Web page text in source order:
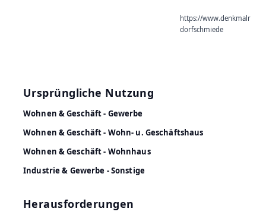
https://
dorfschmiede
Ursprüngliche Nutzung
Wohnen & Geschäft - Gewerbe
Wohnen & Geschäft - Wohn- u. Geschäftshaus
Wohnen & Geschäft - Wohnhaus
Industrie & Gewerbe - Sonstige
Herausforderungen